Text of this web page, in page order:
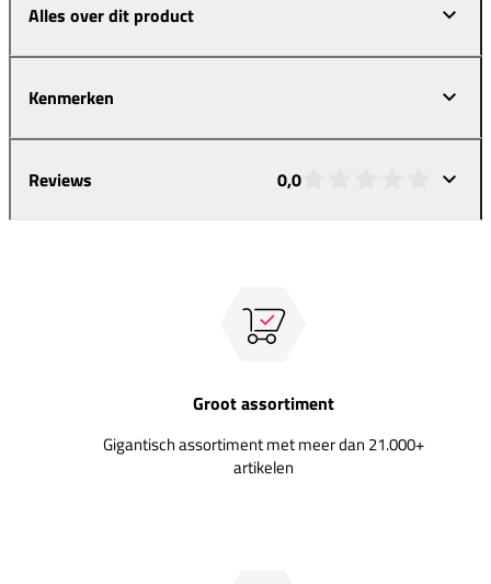
Alles over dit product
Kenmerken
Reviews 0,0
Groot assortiment
Gigantisch assortiment met meer dan 21.000+
artikelen